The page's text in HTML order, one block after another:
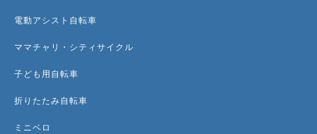
電動アシスト自転車
ママチャリ・シティサイクル
子ども用自転車
折りたたみ自転車
ミニベロ